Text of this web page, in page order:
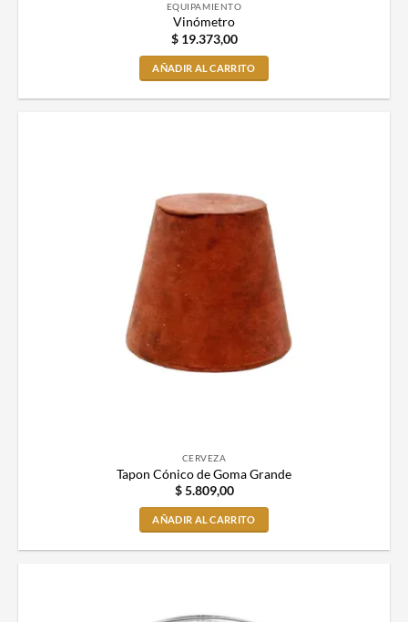
EQUIPAMIENTO
Vinómetro
$19.373,00
AÑADIR AL CARRITO
CERVEZA
Tapon Cónico de Goma Grande
$5.809,00
AÑADIR AL CARRITO